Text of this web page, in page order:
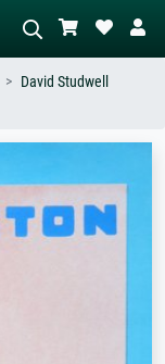
mit viel Rot, Dunkles
Akt neben einem
Baum.
David Studwell